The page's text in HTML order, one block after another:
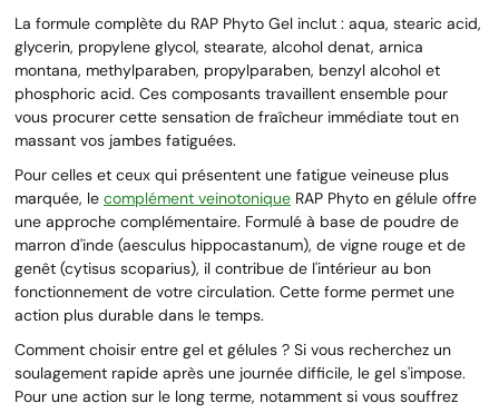
La formule complète du RAP Phyto Gel inclut : aqua, stearic acid,
glycerin, propylene glycol, stearate, alcohol denat, arnica
montana, methylparaben, propylparaben, benzyl alcohol et
phosphoric acid. Ces composants travaillent ensemble pour
vous procurer cette sensation de fraîcheur immédiate tout en
massant vos jambes fatiguées.
Pour celles et ceux qui présentent une fatigue veineuse plus
marquée, le complément veinotonique RAP Phyto en gélule offre
une approche complémentaire. Formulé à base de poudre de
marron d'inde (aesculus hippocastanum), de vigne rouge et de
genêt (cytisus scoparius), il contribue de l'intérieur au bon
fonctionnement de votre circulation. Cette forme permet une
action plus durable dans le temps.
Comment choisir entre gel et gélules ? Si vous recherchez un
soulagement rapide après une journée difficile, le gel s'impose.
Pour une action sur le long terme, notamment si vous souffrez